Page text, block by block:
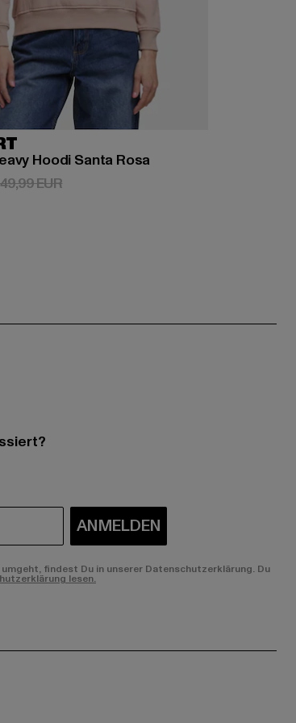
Hoodi Santa Rosa
20,00 EUR
49,99 EURAktionspreis: 49,99 EUR
ANMELDEN
findest Du in unserer Datenschutzerklärung. Du
lesen.